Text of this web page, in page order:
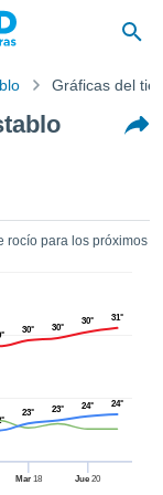
Gráficas del
rocío para los próximos
Mar18 Jue 20
30° 30°
30° 31°
23° 23° 24° 24°